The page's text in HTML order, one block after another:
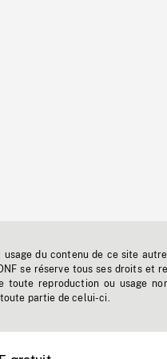
du contenu de ce site
se réserve tous ses droits et
toute reproduction ou usage
partie de celui-ci.